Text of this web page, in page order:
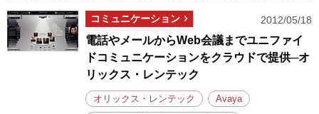
コミュニケーション 2012/05/18
電話やメールからWeb会議までユニファイ
ドコミュニケーションをクラウドで提供─オ
リックス・レンテック
オリックス・レンテック Avaya